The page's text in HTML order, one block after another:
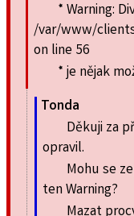
* Warning:
/var/www/
on line 56
* je nějak
Tonda
Děkuji za
opravil.
Mohu se
ten Warning?